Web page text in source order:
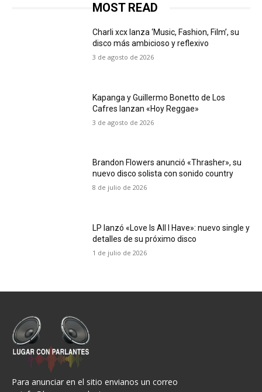
MOST READ
Charli xcx lanza ‘Music, Fashion, Film’, su
disco más ambicioso y reflexivo
3 de agosto de 2026
Kapanga y Guillermo Bonetto de Los
Cafres lanzan «Hoy Reggae»
3 de agosto de 2026
Brandon Flowers anunció «Thrasher», su
nuevo disco solista con sonido country
8 de julio de 2026
LP lanzó «Love Is All I Have»: nuevo single y
detalles de su próximo disco
1 de julio de 2026
Para anunciar en el sitio envianos un correo